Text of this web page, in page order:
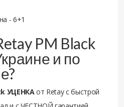
- 6+1
PM Black
и по
УЦЕНКАот Retay с быстрой